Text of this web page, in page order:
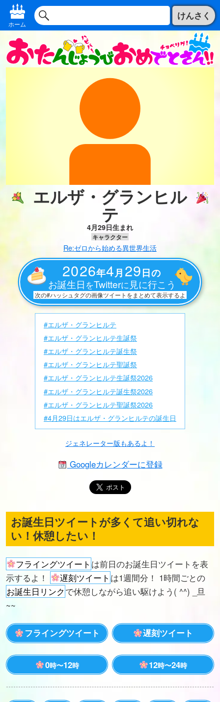
ホーム
けんさく
エルザ・グランヒル
テ
4月29日生まれ
キャラクター
Re:ゼロから始める異世界生活
2026年4月 29日の
お誕生日 をTwitterに 見に行こう
次の#ハッシュタグの画像ツイートをまとめて表示するよ
#エルザ・グランヒルテ
#エルザ・グランヒルテ生誕祭
#エルザ・グランヒルテ誕生祭
#エルザ・グランヒルテ聖誕祭
#エルザ・グランヒルテ生誕祭2026
#エルザ・グランヒルテ誕生祭2026
#エルザ・グランヒルテ聖誕祭2026
#4月29日はエルザ・グランヒルテの誕生日
ジェネレーター版もあるよ！
Googleカレンダーに登録
お誕生日ツイートが多くて追い切れな
い！休憩したい！
フライングツイート は前日のお誕生日ツイートを表
示するよ！
遅刻ツイート は1週間分！ 1時間ごとの
お誕生日リンク で休憩しながら追い駆けよう( ^^) _旦
~~
フライングツイート 遅刻ツイート
0時〜12時 12時〜24時